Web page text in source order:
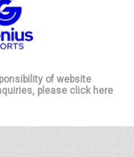
of website
please click here